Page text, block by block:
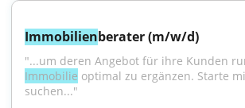
Immobilienberater (m/w/d)
Immobilie optimal zu ergänzen. Starte
suchen..."